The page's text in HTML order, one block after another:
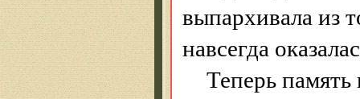
выпархивала из
навсегда
Теперь память